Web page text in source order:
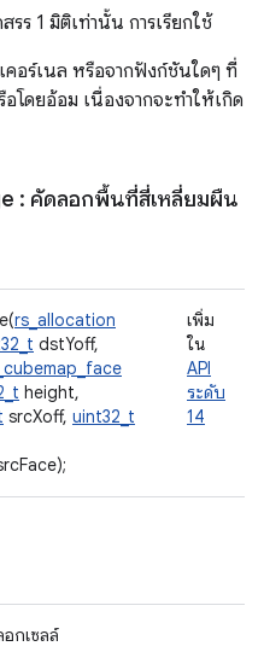
รร 1 มิติเท่านั้น การเรียกใช้
คอร์เนล หรือจากฟังก์ชันใดๆ ที่
อโดยอ้อม เนื่องจากจะทำให้เกิด
: คัดลอกพื้นที่สี่เหลี่ยมผืน
rs_allocation
dstYoff,
height,
srcXoff, uint32_t
เพิ่ม
ใน
API
ระดับ
14
อกเซลล์